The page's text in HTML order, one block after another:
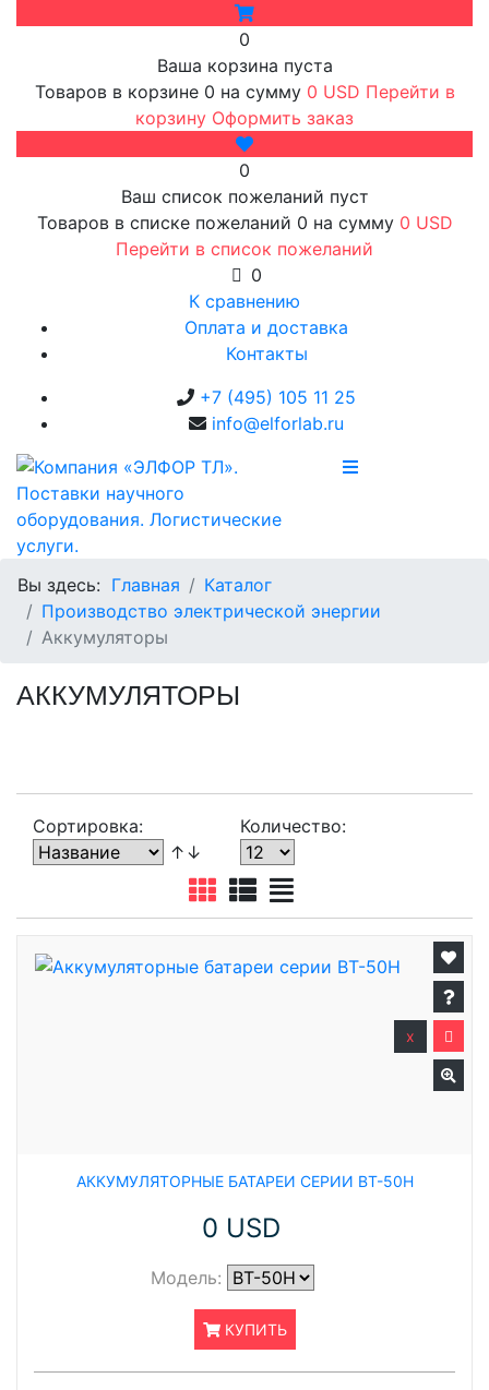
0
Ваша корзина пуста
Товаров в корзине 0 на сумму 0 USD Перейти в
корзину Оформить заказ
0
Ваш список пожеланий пуст
Товаров в списке пожеланий 0 на сумму 0 USD
Перейти в список пожеланий
0
К сравнению
Оплата и доставка
Контакты
+7 (495) 105 11 25
info@elforlab.ru
Вы здесь: Главная
Каталог
Производство электрической энергии
Аккумуляторы
АККУМУЛЯТОРЫ
Сортировка:
↑↓
Количество:
АККУМУЛЯТОРНЫЕ БАТАРЕИ СЕРИИ BT-50H
0 USD
Модель:
КУПИТЬ
x